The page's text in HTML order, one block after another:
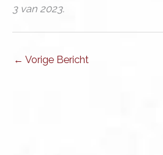
3 van 2023.
← Vorige Bericht